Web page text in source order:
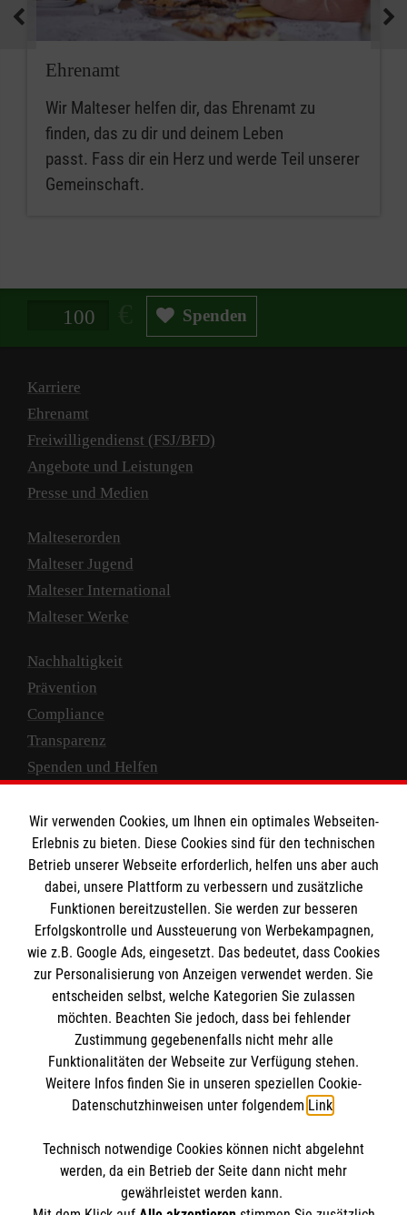
Ehrenamt
Wir Malteser helfen dir, das Ehrenamt zu
finden, das zu dir und deinem Leben
passt. Fass dir ein Herz und werde Teil unserer
Gemeinschaft.
Spendenbetrag in Euro Spenden
Karriere
Ehrenamt
Freiwilligendienst (FSJ/BFD)
Angebote und Leistungen
Presse und Medien
Malteserorden
Malteser Jugend
Malteser International
Malteser Werke
Nachhaltigkeit
Prävention
Compliance
Transparenz
Spenden und Helfen
Empfänger: Malteser Hilfsdienst e.V.
IBAN: DE10 3706 0120 1201 2000 12
BIC: GENODED 1PA7
Newsletter abonnieren
Cookies verwalten|AGB|Impressum|Datenschutz
Barrierefreiheit |Kontakt| Sharepoint|Mediathek
Wir verwenden Cookies, um Ihnen ein optimales Webseiten-
Erlebnis zu bieten. Diese Cookies sind für den technischen
Betrieb unserer Webseite erforderlich, helfen uns aber auch
dabei, unsere Plattform zu verbessern und zusätzliche
Funktionen bereitzustellen. Sie werden zur besseren
Erfolgskontrolle und Aussteuerung von Werbekampagnen,
wie z.B. Google Ads, eingesetzt. Das bedeutet, dass Cookies
zur Personalisierung von Anzeigen verwendet werden. Sie
entscheiden selbst, welche Kategorien Sie zulassen
möchten. Beachten Sie jedoch, dass bei fehlender
Zustimmung gegebenenfalls nicht mehr alle
Funktionalitäten der Webseite zur Verfügung stehen.
Weitere Infos finden Sie in unseren speziellen Cookie-
Datenschutzhinweisen unter folgendem Link.
Technisch notwendige Cookies können nicht abgelehnt
werden, da ein Betrieb der Seite dann nicht mehr
gewährleistet werden kann.